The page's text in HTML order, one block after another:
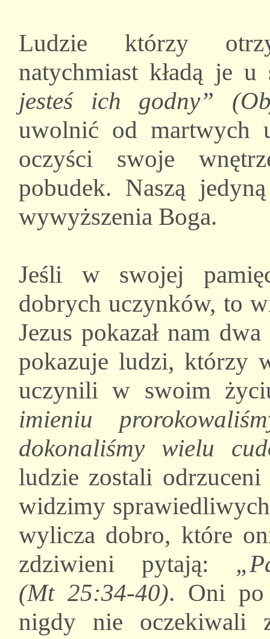
Ludzie którzy
natychmiast kładą je
jesteś ich godny”
uwolnić od martwych
oczyści swoje
pobudek. Naszą
wywyższenia Boga.
Jeśli w swojej
dobrych uczynków, to
Jezus pokazał nam
pokazuje ludzi, którzy
uczynili w swoim
imieniu
dokonaliśmy wielu
ludzie zostali
widzimy
wylicza dobro, które
zdziwieni pytają:
(Mt 25:34-40). Oni po
nigdy nie oczekiwali